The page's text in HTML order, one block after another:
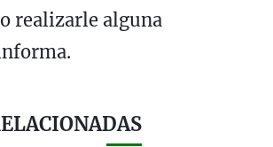
realizarle alguna